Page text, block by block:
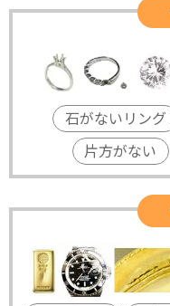
石がないリング
片方がない